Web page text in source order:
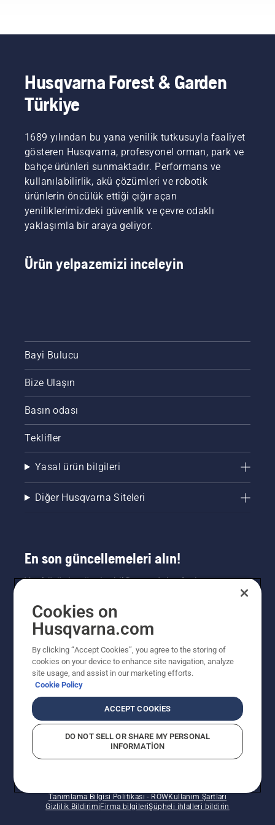
X-Torq®
teknolojimiz,
yüksek
verimli
sayesinde
ihtiyacınız
olan
gücü ve
torku
sağlar.
Husqvarna Forest & Garden
Türkiye
1689 yılından bu yana yenilik tutkusuyla faaliyet
gösteren Husqvarna, profesyonel orman, park ve
bahçe ürünleri sunmaktadır. Performans ve
kullanılabilirlik, akü çözümleri ve robotik
ürünlerin öncülük ettiği çığır açan
yeniliklerimizdeki güvenlik ve çevre odaklı
yaklaşımla bir araya geliyor.
Ürün yelpazemizi inceleyin
Bayi Bulucu
Bize Ulaşın
Basın odası
Teklifler
Yasal ürün bilgileri
Diğer Husqvarna Siteleri
En son güncellemeleri alın!
Yeni ürünler, özel teklifler ve daha fazlası
buradan kaydolun.
Tanımlama Bilgisi Politikası - ROWKullanım Şartları
Gizlilik BildirimiFirma bilgileriŞüpheli ihlalleri bildirin
Cookies on
Husqvarna.com
By clicking “Accept Cookies”, you agree to the storing of
cookies on your device to enhance site navigation, analyze
site usage, and assist in our marketing efforts.
Cookie Policy
ACCEPT COOKIES
DO NOT SELL OR SHARE MY PERSONAL
INFORMATION